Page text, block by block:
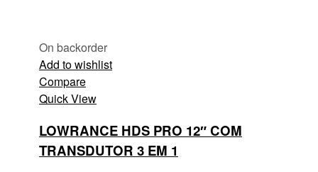
On backorder
Add to wishlist
Compare
Quick View
LOWRANCE HDS PRO 12″ COM
TRANSDUTOR 3 EM 1